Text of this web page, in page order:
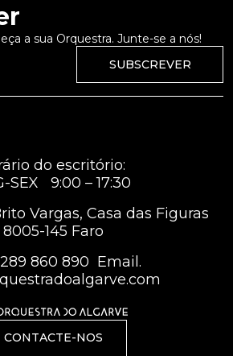
a sua Orquestra. Junte-se a nós!
SUBSCREVER
do escritório:
SEX 9:00 – 17:30
Vargas, Casa das Figuras
8005-145 Faro
289 860 890 Email.
CONTACTE-NOS